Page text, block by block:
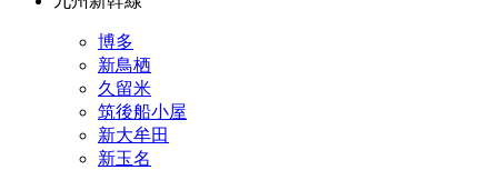
博多
新鳥栖
久留米
筑後船小屋
新大牟田
新玉名